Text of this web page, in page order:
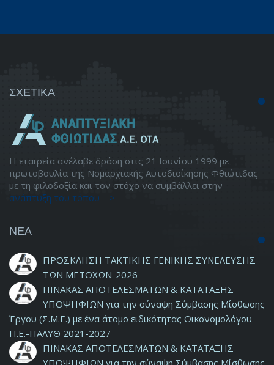
ΣΧΕΤΙΚΑ
Η εταιρεία ανέλαβε δράση στις 21 Ιουνίου 1999 με
πρωτοβουλία της Νομαρχιακής Αυτοδιοίκησης Φθιώτιδας
με τη φιλοδοξία και τον στόχο να συμβάλλει στην
ανάπτυξη του τόπου -->
ΝΕΑ
ΠΡΟΣΚΛΗΣΗ ΤΑΚΤΙΚΗΣ ΓΕΝΙΚΗΣ ΣΥΝΕΛΕΥΣΗΣ
ΤΩΝ ΜΕΤΟΧΩΝ-2026
ΠΙΝΑΚΑΣ ΑΠΟΤΕΛΕΣΜΑΤΩΝ & ΚΑΤΑΤΑΞΗΣ
ΥΠΟΨΗΦΙΩΝ για την σύναψη Σύμβασης Μίσθωσης
Έργου (Σ.Μ.Ε.) με ένα άτομο ειδικότητας Οικονομολόγου
Π.Ε.-ΠΑΛΥΘ 2021-2027
ΠΙΝΑΚΑΣ ΑΠΟΤΕΛΕΣΜΑΤΩΝ & ΚΑΤΑΤΑΞΗΣ
ΥΠΟΨΗΦΙΩΝ για την σύναψη Σύμβασης Μίσθωσης